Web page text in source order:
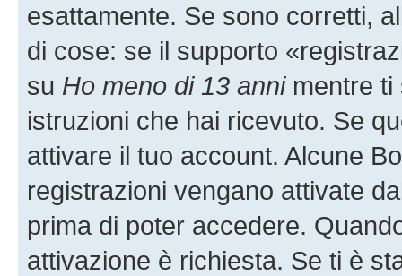
esattamente. Se sono corretti,
di cose: se il supporto
su Ho meno di 13 annimentre ti
istruzioni che hai ricevuto. Se
attivare il tuo account. Alcune
registrazioni vengano attivate
prima di poter accedere.
attivazione è richiesta. Se ti è